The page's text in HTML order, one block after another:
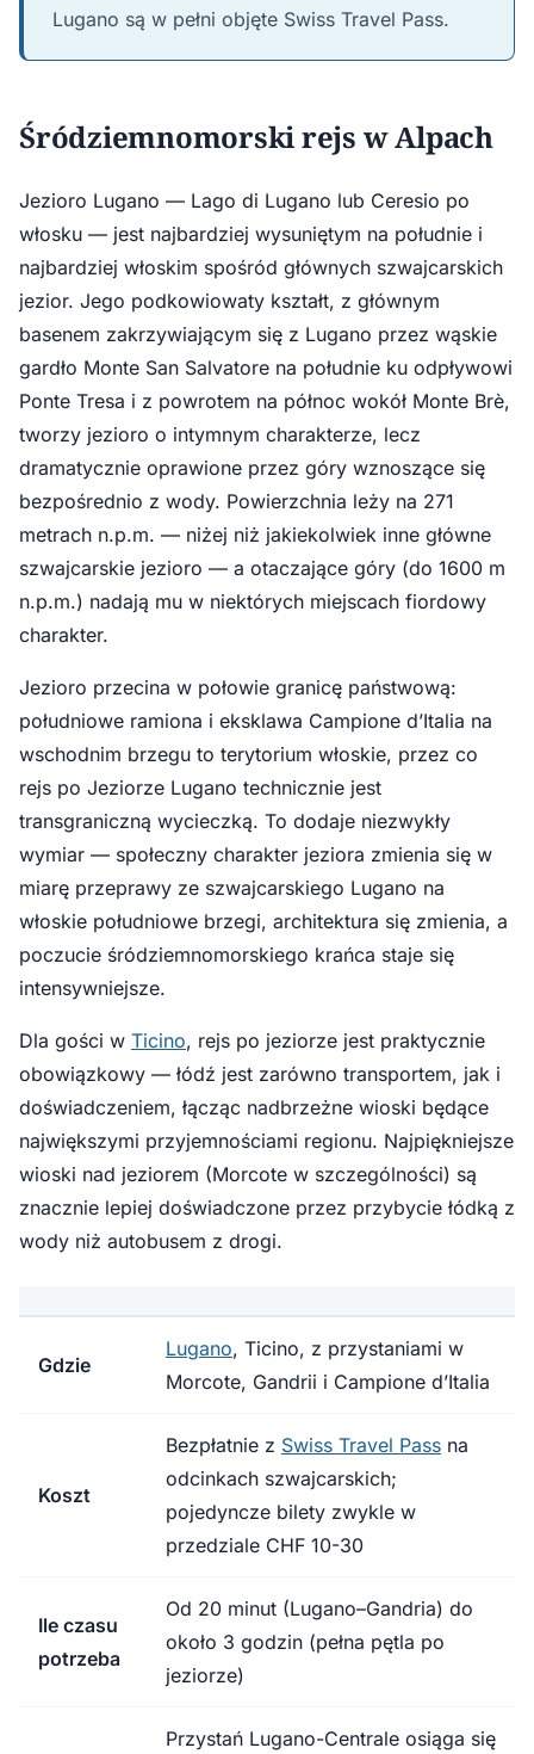
Lugano są w pełni objęte Swiss Travel Pass.
Śródziemnomorski rejs w Alpach
Jezioro Lugano — Lago di Lugano lub Ceresio po
włosku — jest najbardziej wysuniętym na południe i
najbardziej włoskim spośród głównych szwajcarskich
jezior. Jego podkowiowaty kształt, z głównym
basenem zakrzywiającym się z Lugano przez wąskie
gardło Monte San Salvatore na południe ku odpływowi
Ponte Tresa i z powrotem na północ wokół Monte Brè,
tworzy jezioro o intymnym charakterze, lecz
dramatycznie oprawione przez góry wznoszące się
bezpośrednio z wody. Powierzchnia leży na 271
metrach n.p.m. — niżej niż jakiekolwiek inne główne
szwajcarskie jezioro — a otaczające góry (do 1600 m
n.p.m.) nadają mu w niektórych miejscach fiordowy
charakter.
Jezioro przecina w połowie granicę państwową:
południowe ramiona i eksklawa Campione d’Italia na
wschodnim brzegu to terytorium włoskie, przez co
rejs po Jeziorze Lugano technicznie jest
transgraniczną wycieczką. To dodaje niezwykły
wymiar — społeczny charakter jeziora zmienia się w
miarę przeprawy ze szwajcarskiego Lugano na
włoskie południowe brzegi, architektura się zmienia, a
poczucie śródziemnomorskiego krańca staje się
intensywniejsze.
Dla gości w Ticino, rejs po jeziorze jest praktycznie
obowiązkowy — łódź jest zarówno transportem, jak i
doświadczeniem, łącząc nadbrzeżne wioski będące
największymi przyjemnościami regionu. Najpiękniejsze
wioski nad jeziorem (Morcote w szczególności) są
znacznie lepiej doświadczone przez przybycie łódką z
wody niż autobusem z drogi.
Gdzie
Lugano, Ticino, z przystaniami w
Morcote, Gandrii i Campione d’Italia
Koszt
Bezpłatnie z Swiss Travel Pass na
odcinkach szwajcarskich;
pojedyncze bilety zwykle w
przedziale CHF 10-30
Ile czasu
potrzeba
Od 20 minut (Lugano–Gandria) do
około 3 godzin (pełna pętla po
jeziorze)
Przystań Lugano-Centrale osiąga się